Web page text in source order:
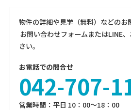
物件の詳細や見学（無料）などのお
お問い合わせフォームまたはLINE
さい。
お電話での問合せ
042-707-
営業時間：平⽇ 10：00〜18：00